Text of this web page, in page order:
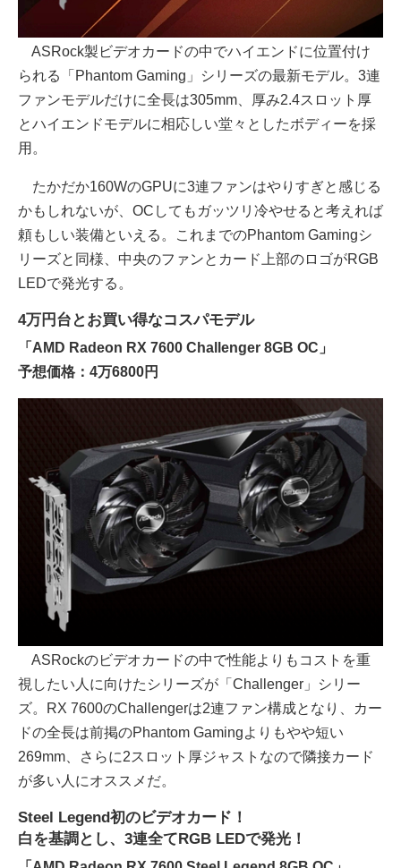
ASRock製ビデオカードの中でハイエンドに位置付け
られる「Phantom Gaming」シリーズの最新モデル。3連
ファンモデルだけに全長は305mm、厚み2.4スロット厚
とハイエンドモデルに相応しい堂々としたボディーを採
用。
たかだか160WのGPUに3連ファンはやりすぎと感じる
かもしれないが、OCしてもガッツリ冷やせると考えれば
頼もしい装備といえる。これまでのPhantom Gamingシ
リーズと同様、中央のファンとカード上部のロゴがRGB
LEDで発光する。
4万円台とお買い得なコスパモデル
「AMD Radeon RX 7600 Challenger 8GB OC」
予想価格：4万6800円
ASRockのビデオカードの中で性能よりもコストを重
視したい人に向けたシリーズが「Challenger」シリー
ズ。RX 7600のChallengerは2連ファン構成となり、カー
ドの全長は前掲のPhantom Gamingよりもやや短い
269mm、さらに2スロット厚ジャストなので隣接カード
が多い人にオススメだ。
Steel Legend初のビデオカード！
白を基調とし、3連全てRGB LEDで発光！